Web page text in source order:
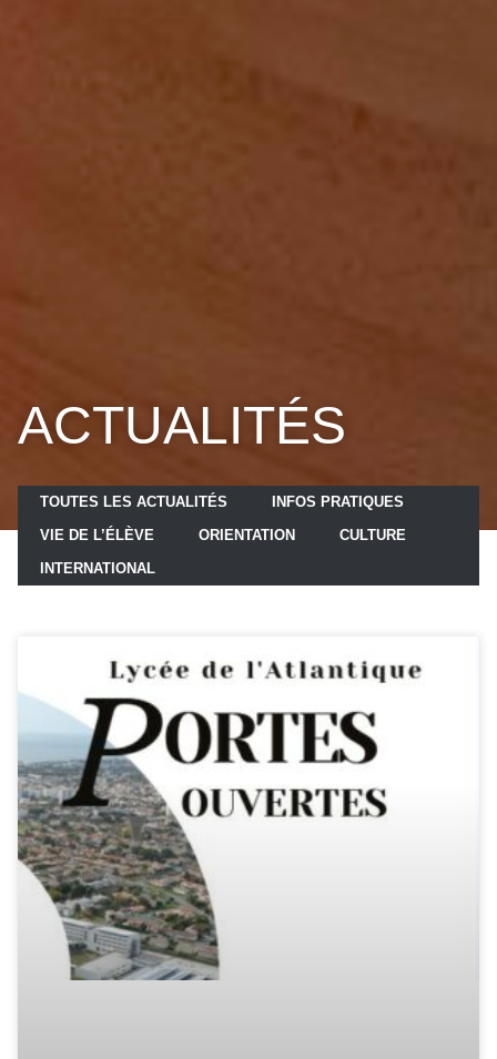
ACTUALITÉS
TOUTES LES ACTUALITÉS
INFOS PRATIQUES
VIE DE L’ÉLÈVE
ORIENTATION
CULTURE
INTERNATIONAL